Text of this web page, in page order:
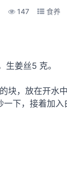
147 食养
姜丝5 克。
，放在开水
下，接着加入